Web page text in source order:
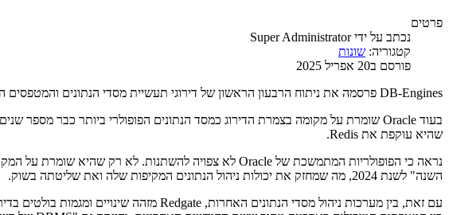
פרטים
נכתב על ידיSuper Administrator
קטגוריה: שונות
פורסם ב20 אפריל 2025
DB-Engines פרסמה את ניתוח הרבעון הראשון של דירוגי תעשיית מסדי הנתונים והמטפסים הבולטים.
שהיא עוקפת את Redis.
השנה" לשנת 2024, מה שמחזק את יכולות ניהול הנתונים המקיפות שלה ואת שליטתה בשוק.